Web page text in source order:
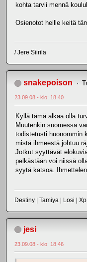
kohta tarvii mennä
Osienotot heille keitä
/ Jere Siirilä
snakepoison
23.09.08 - klo: 18.40
Kyllä tämä alkaa olla
Muutenkin suomessa
todistetusti huonommin
mistä ihmeestä johtuu
Jotkut syyttävät
pelkästään voi niissä
syytä katsoa.
Destiny | Tamiya | Losi |
jesi
23.09.08 - klo: 18.46